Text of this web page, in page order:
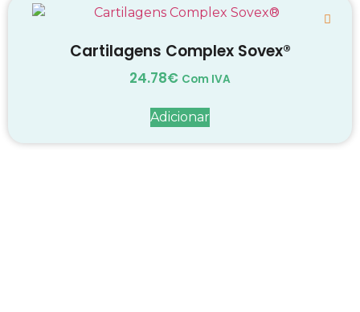
Cartilagens Complex Sovex®
24.78€ Com IVA
Adicionar